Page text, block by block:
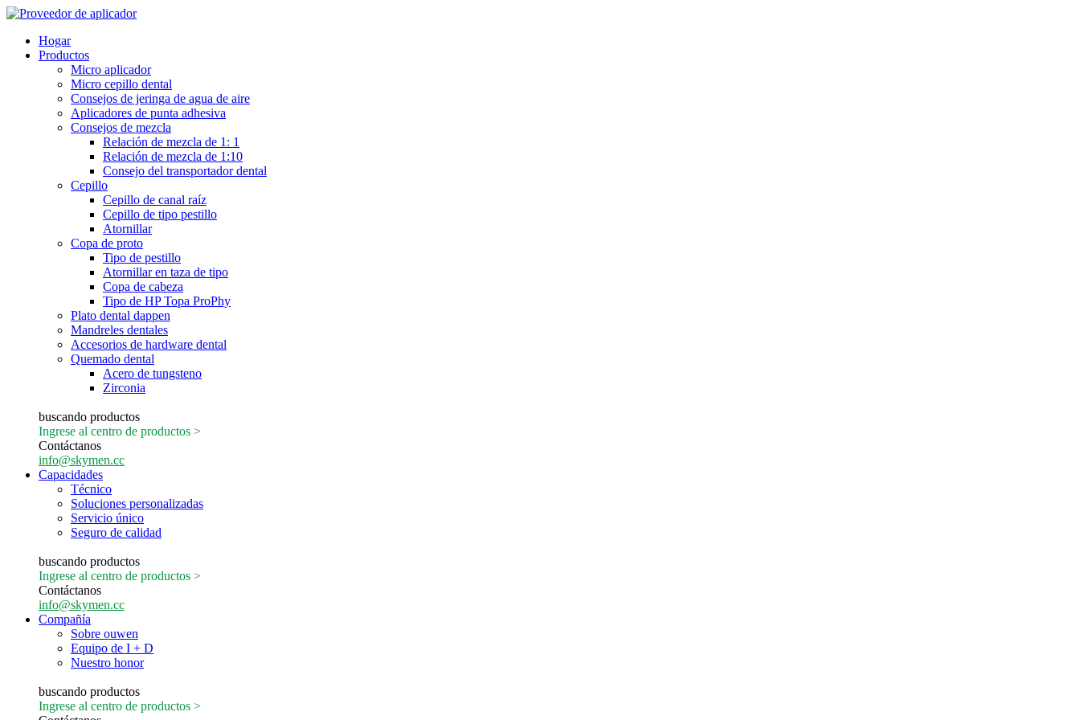
Hogar
Productos
Micro aplicador
Micro cepillo dental
Consejos de jeringa de agua de aire
Aplicadores de punta adhesiva
Consejos de mezcla
Relación de mezcla de 1: 1
Relación de mezcla de 1:10
Consejo del transportador dental
Cepillo
Cepillo de canal raíz
Cepillo de tipo pestillo
Atornillar
Copa de proto
Tipo de pestillo
Atornillar en taza de tipo
Copa de cabeza
Tipo de HP Topa ProPhy
Plato dental dappen
Mandreles dentales
Accesorios de hardware dental
Quemado dental
Acero de tungsteno
Zirconia
buscando productos
Ingrese al centro de productos >
Contáctanos
info@skymen.cc
Capacidades
Técnico
Soluciones personalizadas
Servicio único
Seguro de calidad
buscando productos
Ingrese al centro de productos >
Contáctanos
info@skymen.cc
Compañía
Sobre ouwen
Equipo de I + D
Nuestro honor
buscando productos
Ingrese al centro de productos >